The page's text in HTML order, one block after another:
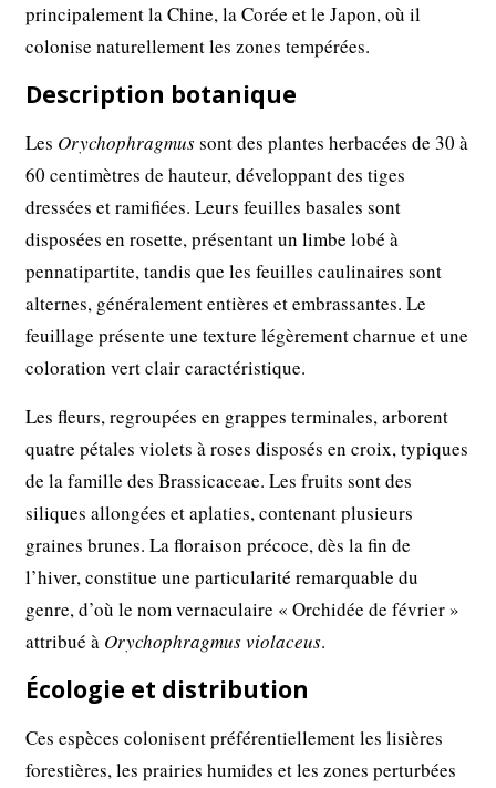
principalement la Chine, la Corée et le Japon, où il
colonise naturellement les zones tempérées.
Description botanique
Les Orychophragmussont des plantes herbacées de 30 à
60 centimètres de hauteur, développant des tiges
dressées et ramifiées. Leurs feuilles basales sont
disposées en rosette, présentant un limbe lobé à
pennatipartite, tandis que les feuilles caulinaires sont
alternes, généralement entières et embrassantes. Le
feuillage présente une texture légèrement charnue et une
coloration vert clair caractéristique.
Les fleurs, regroupées en grappes terminales, arborent
quatre pétales violets à roses disposés en croix, typiques
de la famille des Brassicaceae. Les fruits sont des
siliques allongées et aplaties, contenant plusieurs
graines brunes. La floraison précoce, dès la fin de
l’hiver, constitue une particularité remarquable du
genre, d’où le nom vernaculaire « Orchidée de février »
attribué à Orychophragmus violaceus.
Écologie et distribution
Ces espèces colonisent préférentiellement les lisières
forestières, les prairies humides et les zones perturbées